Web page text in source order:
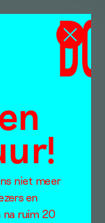
niet meer
en
na ruim 20